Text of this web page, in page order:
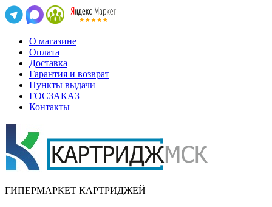
О магазине
Оплата
Доставка
Гарантия и возврат
Пункты выдачи
ГОСЗАКАЗ
Контакты
ГИПЕРМАРКЕТ КАРТРИДЖЕЙ